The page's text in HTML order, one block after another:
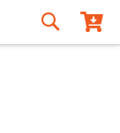
Căutare